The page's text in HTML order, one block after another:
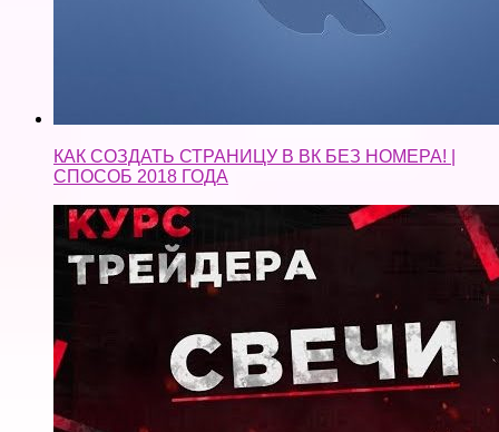
КАК СОЗДАТЬ СТРАНИЦУ В ВК БЕЗ НОМЕРА! |
СПОСОБ 2018 ГОДА